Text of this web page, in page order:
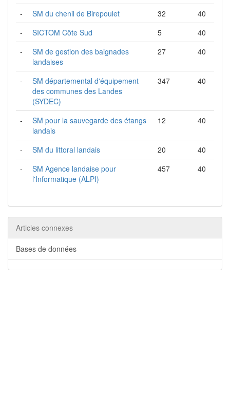
- SM du chenil de Birepoulet 32
40
-
SICTOM Côte Sud 5
40
-
SM de gestion des baignades
landaises
27 40
-
SM départemental d'équipement
des communes des Landes
(SYDEC)
347 40
-
SM pour la sauvegarde des étangs
landais
12 40
- SM du littoral landais 20
40
-
SM Agence landaise pour
l'Informatique (ALPI)
457 40
Articles connexes
Bases de données